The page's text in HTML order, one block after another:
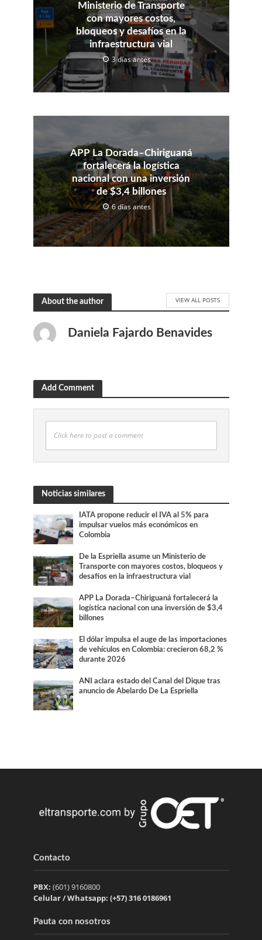
Ministerio de Transporte
con mayores costos,
bloqueos y desafíos en la
infraestructura vial
3 días antes
APP La Dorada–Chiriguaná
fortalecerá la logística
nacional con una inversión
de $3,4 billones
6 días antes
About the author VIEW ALL POSTS
Daniela Fajardo Benavides
Add Comment
Click here to post a comment
Noticias similares
IATA propone reducir el IVA al 5% para
impulsar vuelos más económicos en
Colombia
De la Espriella asume un Ministerio de
Transporte con mayores costos, bloqueos y
desafíos en la infraestructura vial
APP La Dorada–Chiriguaná fortalecerá la
logística nacional con una inversión de $3,4
billones
El dólar impulsa el auge de las importaciones
de vehículos en Colombia: crecieron 68,2 %
durante 2026
ANI aclara estado del Canal del Dique tras
anuncio de Abelardo De La Espriella
Contacto
PBX: (601) 9160800
Celular / Whatsapp: (+57) 316 0186961
Pauta con nosotros